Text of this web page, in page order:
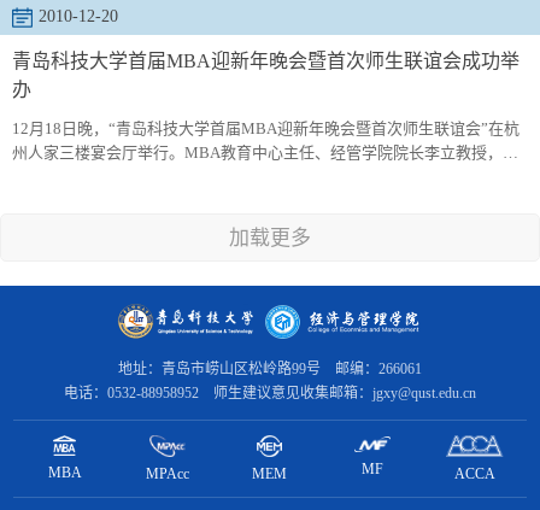
此间的交流、沟通，为今后的共同学习和发展打下了坚实的基础。
2010-12-20
青岛科技大学首届MBA迎新年晚会暨首次师生联谊会成功举
办
12月18日晚，“青岛科技大学首届MBA迎新年晚会暨首次师生联谊会”在杭
州人家三楼宴会厅举行。MBA教育中心主任、经管学院院长李立教授，杜
持。联谊会在班委精心准备的“班级电子图片展”中拉开帷幕，结合图片主持
人用幽默的语言讲述了本学期班级的大记事，使同学们别有一番回味。杜
加载更多
地址：青岛市崂山区松岭路99号 邮编：266061
电话：0532-88958952 师生建议意见收集邮箱：jgxy@qust.edu.cn
MBA MPAcc MEM MF ACCA